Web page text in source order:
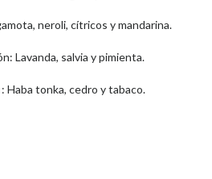
neroli, cítricos y mandarina.
Lavanda, salvia y pimienta.
Haba tonka, cedro y tabaco.